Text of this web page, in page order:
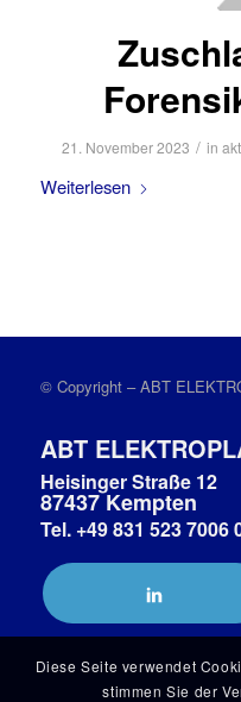
21. November 2023 / in
Weiterlesen
© Copyright – ABT
ABT
Heisinger Straße 12
87437 Kempten
Tel. +49 831 523 7006
Diese Seite verwendet
stimmen Sie der